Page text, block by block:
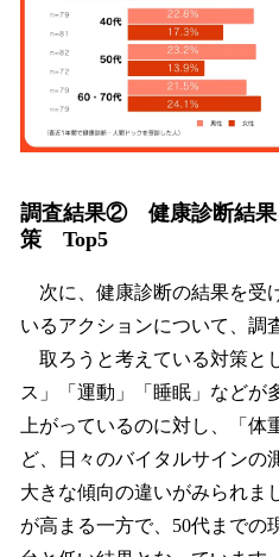
調査結果② 健康診断結果
策 Top5
次に、健康診断の結果を受
いるアクションについて、調
取ろうと考えている対策と
ス」「運動」「睡眠」などが
上がっているのに対し、「体
ど、日々のバイタルサインの
大きな傾向の違いがみられま
が高まる一方で、50代までの